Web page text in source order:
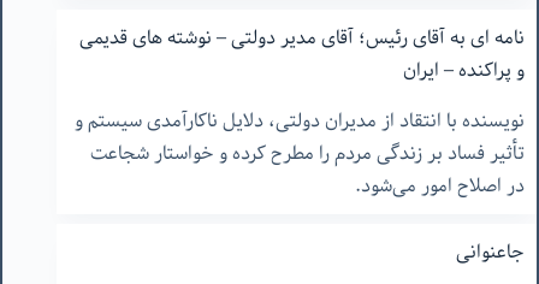
نامه ای به آقای رئیس؛ آقای مدیر دولتی – نوشته های قدیمی
و پراکنده – ایران
نویسنده با انتقاد از مدیران دولتی، دلایل ناکارآمدی سیستم و
تأثیر فساد بر زندگی مردم را مطرح کرده و خواستار شجاعت
در اصلاح امور می‌شود.
جاعنوانی